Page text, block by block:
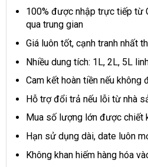
100% được nhập trực tiếp từ
qua trung gian
Giá luôn tốt, cạnh tranh nhất
Nhiều dung tích: 1L, 2L, 5L
Cam kết hoàn tiền nếu không
Hỗ trợ đổi trả nếu lỗi từ nhà
Mua số lượng lớn được chiết
Hạn sử dụng dài, date luôn
Không khan hiếm hàng hóa